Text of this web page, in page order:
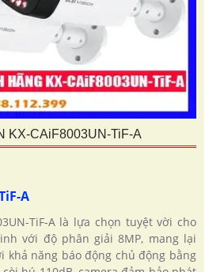
KX-CAiF8003UN-TiF-A
A
TiF-A là lựa chọn tuyệt vời cho
với độ phân giải 8MP, mang lại
khả năng báo động chủ động bằng